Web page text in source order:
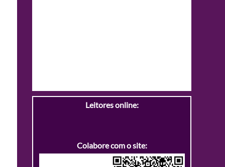
Leitores online:
Colabore com o site: